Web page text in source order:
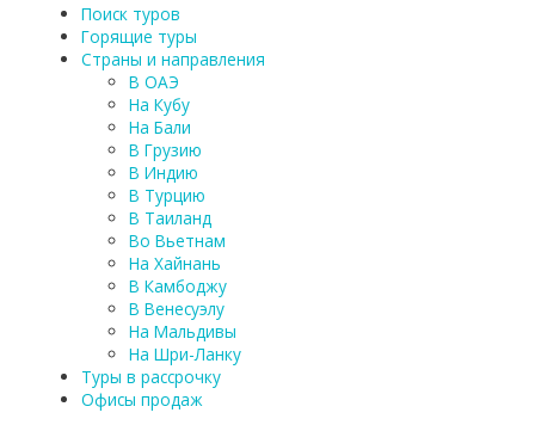
Поиск туров
Горящие туры
Страны и направления
В ОАЭ
На Кубу
На Бали
В Грузию
В Индию
В Турцию
В Таиланд
Во Вьетнам
На Хайнань
В Камбоджу
В Венесуэлу
На Мальдивы
На Шри-Ланку
Туры в рассрочку
Офисы продаж